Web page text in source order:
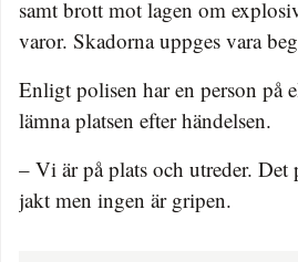
samt brott mot lagen om
varor. Skadorna uppges vara
Enligt polisen har en person på
lämna platsen efter händelsen.
– Vi är på plats och utreder. Det
jakt men ingen är gripen.